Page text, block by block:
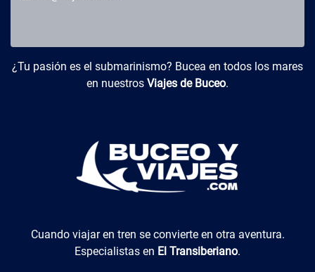
Buceo y Viajes
¿Tu pasión es el submarinismo? Bucea en todos los mares
en nuestros Viajes de Buceo.
El Transiberiano
Cuando viajar en tren se convierte en otra aventura.
Especialistas en El Transiberiano.